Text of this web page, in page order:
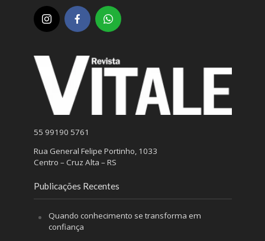
55 99190 5761
Rua General Felipe Portinho, 1033
Centro – Cruz Alta – RS
Publicações Recentes
Quando conhecimento se transforma em
confiança